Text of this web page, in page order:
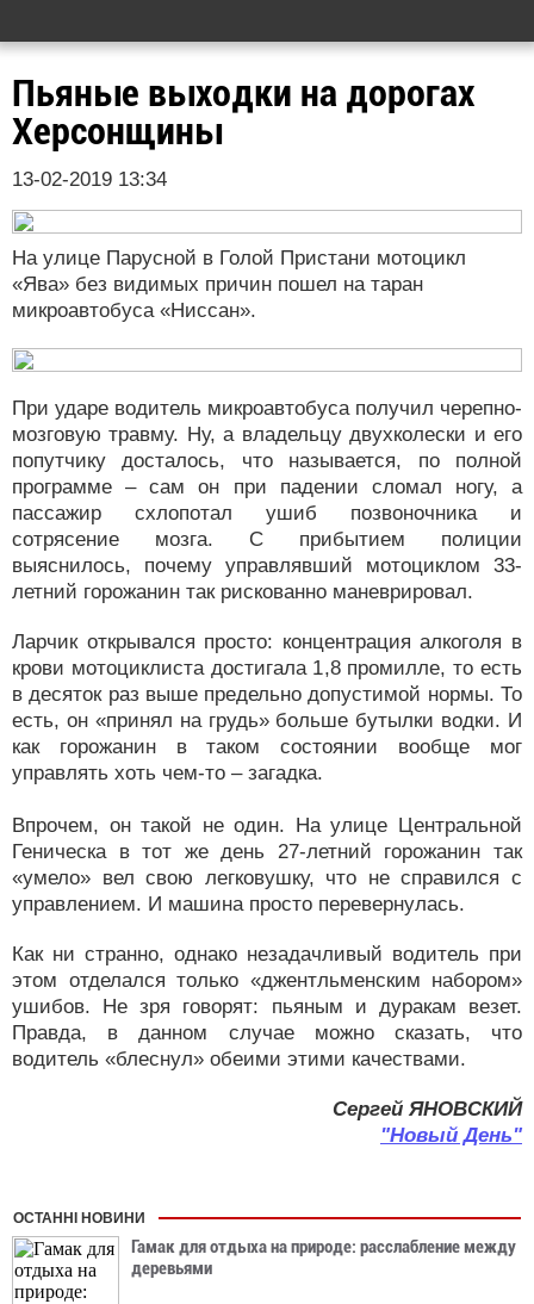
Пьяные выходки на дорогах
Херсонщины
13-02-2019 13:34
На улице Парусной в Голой Пристани мотоцикл
«Ява» без видимых причин пошел на таран
микроавтобуса «Ниссан».
При ударе водитель микроавтобуса получил черепно-
мозговую травму. Ну, а владельцу двухколески и его
попутчику досталось, что называется, по полной
программе – сам он при падении сломал ногу, а
пассажир схлопотал ушиб позвоночника и
сотрясение мозга. С прибытием полиции
выяснилось, почему управлявший мотоциклом 33-
летний горожанин так рискованно маневрировал.
Ларчик открывался просто: концентрация алкоголя в
крови мотоциклиста достигала 1,8 промилле, то есть
в десяток раз выше предельно допустимой нормы. То
есть, он «принял на грудь» больше бутылки водки. И
как горожанин в таком состоянии вообще мог
управлять хоть чем-то – загадка.
Впрочем, он такой не один. На улице Центральной
Геническа в тот же день 27-летний горожанин так
«умело» вел свою легковушку, что не справился с
управлением. И машина просто перевернулась.
Как ни странно, однако незадачливый водитель при
этом отделался только «джентльменским набором»
ушибов. Не зря говорят: пьяным и дуракам везет.
Правда, в данном случае можно сказать, что
водитель «блеснул» обеими этими качествами.
Сергей ЯНОВСКИЙ
"Новый День"
ОСТАННІ НОВИНИ
Гамак для отдыха на природе: расслабление между
деревьями